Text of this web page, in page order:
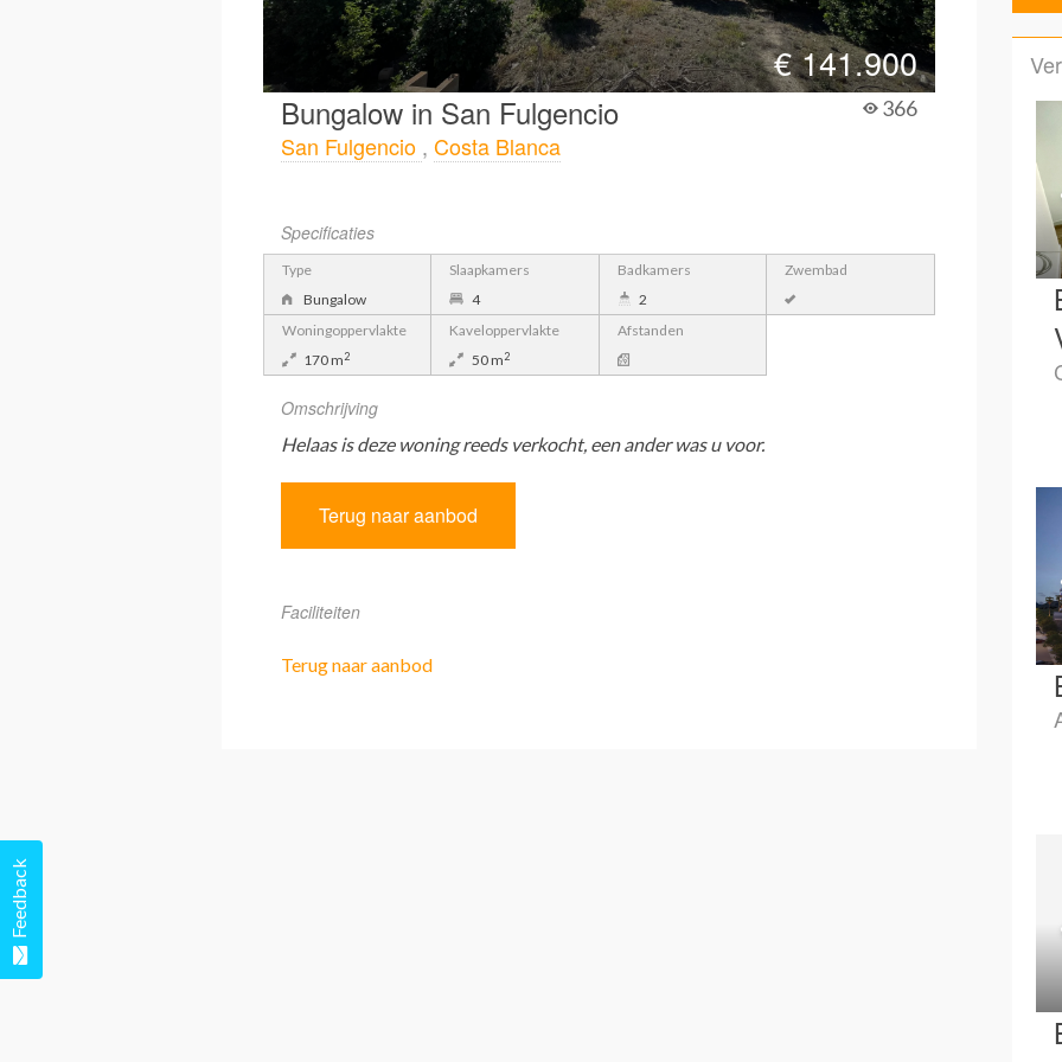
€ 141.900
Bungalow in San Fulgencio 366
San Fulgencio , Costa Blanca
Specificaties
Type
Bungalow
Slaapkamers
4
Badkamers
2
Zwembad
Woningoppervlakte
170 m2
Kaveloppervlakte
50 m2
Afstanden
Omschrijving
Helaas is deze woning reeds verkocht, een ander was u voor.
Terug naar aanbod
Faciliteiten
Terug naar aanbod
Feedback